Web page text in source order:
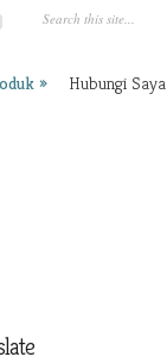
Hubungi Saya